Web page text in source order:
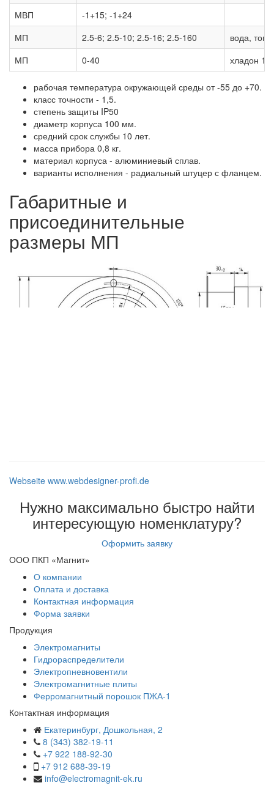
МВП
-1+15; -1+24
МП
2.5-6; 2.5-10; 2.5-16; 2.5-160
вода,
МП
0-40 хладон
рабочая температура окружающей среды от -55 до +70.
класс точности - 1,5.
степень защиты IP50
диаметр корпуса 100 мм.
средний срок службы 10 лет.
масса прибора 0,8 кг.
материал корпуса - алюминиевый сплав.
варианты исполнения - радиальный штуцер с фланцем.
Габаритные и
присоединительные
размеры МП
Webseite www.webdesigner-profi.de
Нужно максимально быстро найти
интересующую номенклатуру?
Оформить заявку
ООО ПКП «Магнит»
О компании
Оплата и доставка
Контактная информация
Форма заявки
Продукция
Электромагниты
Гидрораспределители
Электропневновентили
Электромагнитные плиты
Ферромагнитный порошок ПЖА-1
Контактная информация
Екатеринбург, Дошкольная, 2
8 (343) 382-19-11
+7 922 188-92-30
+7 912 688-39-19
info@electromagnit-ek.ru